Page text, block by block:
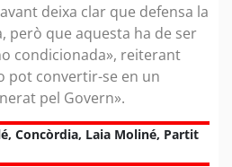
deixa clar que defensa la
però que aquesta ha de ser
condicionada», reiterant
pot convertir-se en un
pel Govern».
, Concòrdia, Laia Moliné, Partit